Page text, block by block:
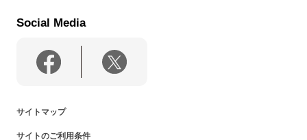
Social Media
サイトマップ
サイトのご利用条件